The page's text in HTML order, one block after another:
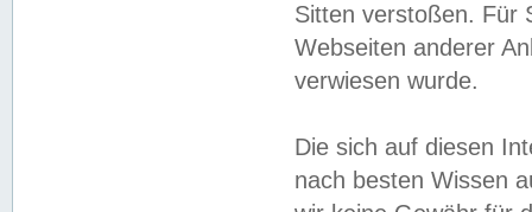
Sitten verstoßen. Für
Webseiten anderer
verwiesen wurde.
Die sich auf diesen
nach besten Wissen